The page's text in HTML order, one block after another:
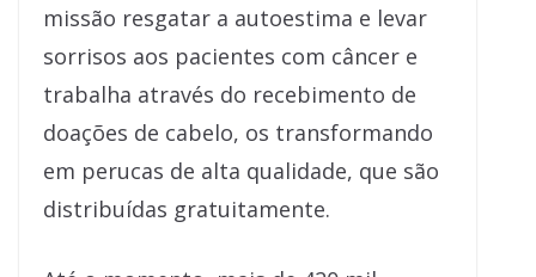
missão resgatar a autoestima e levar
sorrisos aos pacientes com câncer e
trabalha através do recebimento de
doações de cabelo, os transformando
em perucas de alta qualidade, que são
distribuídas gratuitamente.